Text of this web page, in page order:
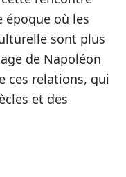
époque où les
sont plus
de Napoléon
ces relations, qui
et des